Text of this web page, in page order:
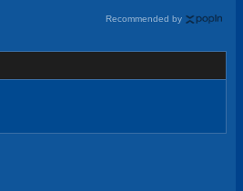
Recommended by